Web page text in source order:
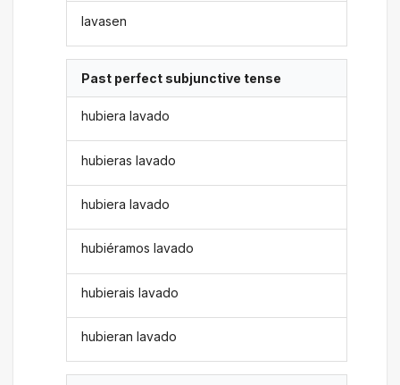
lavasen
Past perfect subjunctive tense
hubiera lavado
hubieras lavado
hubiera lavado
hubiéramos lavado
hubierais lavado
hubieran lavado